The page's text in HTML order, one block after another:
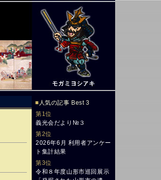
■ 人気の記事 Best 3
第1位
義光会だより№３
第2位
2026年6月 利用者アンケー
ト集計結果
第3位
令和８年度山形市巡回展示